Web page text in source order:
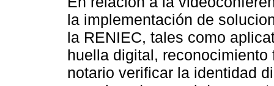
la implementación de
la RENIEC, tales como
huella digital,
notario verificar la identidad